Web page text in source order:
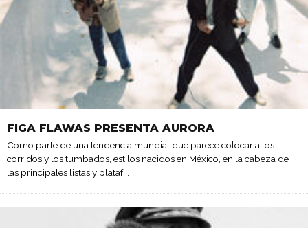
FIGA FLAWAS PRESENTA AURORA
Como parte de una tendencia mundial que parece colocar a los
corridos y los tumbados, estilos nacidos en México, en la cabeza de
las principales listas y plataf...